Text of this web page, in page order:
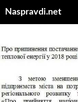
Naspravdi.net